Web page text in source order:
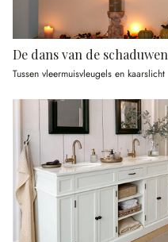
De dans van de schaduwen
Tussen vleermuisvleugels en kaarslicht